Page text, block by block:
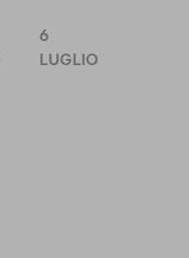
6
LUGLIO